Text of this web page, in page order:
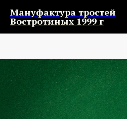
Мануфактура тростей
Востротиных 1999 г